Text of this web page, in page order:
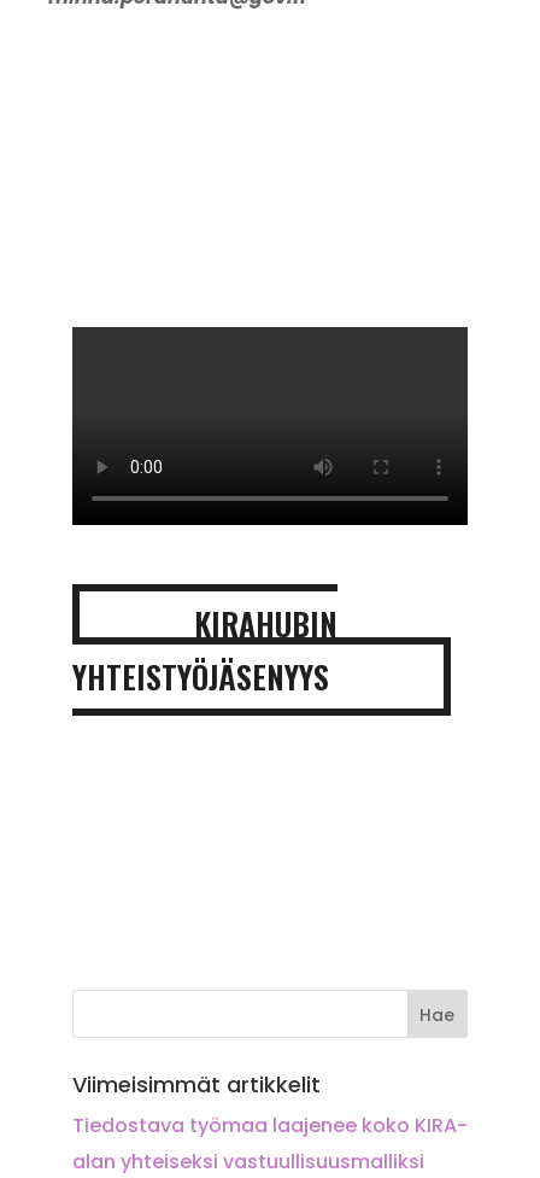
KIRAHUBIN
YHTEISTYÖJÄSENYYS
Viimeisimmät artikkelit
Tiedostava työmaa laajenee koko KIRA-
alan yhteiseksi vastuullisuusmalliksi